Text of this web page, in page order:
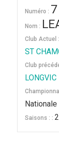
Numéro : 7
Nom :
Club Actuel :
ST
Club
LONGVIC
Saisons : :